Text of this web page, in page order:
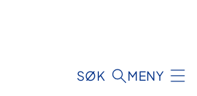
SØK MENY